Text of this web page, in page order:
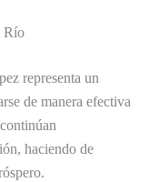
Río
representa un
de manera efectiva
haciendo de